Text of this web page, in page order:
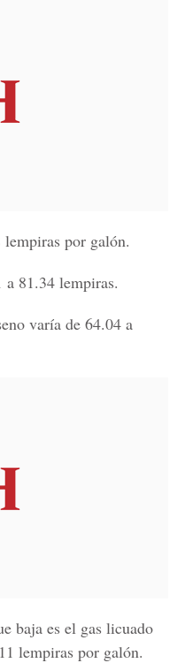
por galón.
a 81.34 lempiras.
varía de 64.04 a
baja es el gas licuado
lempiras por galón.